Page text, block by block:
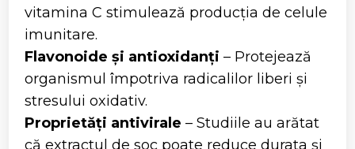
vitamina C stimulează producția de celule
imunitare.
Flavonoide și antioxidanți – Protejează
organismul împotriva radicalilor liberi și
stresului oxidativ.
Proprietăți antivirale – Studiile au arătat
că extractul de soc poate reduce durata și